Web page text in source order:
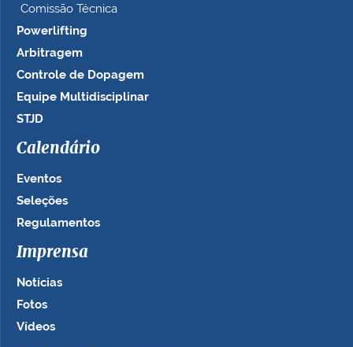
Comissão Técnica
Powerlifting
Arbitragem
Controle de Dopagem
Equipe Multidisciplinar
STJD
Calendário
Eventos
Seleções
Regulamentos
Imprensa
Notícias
Fotos
Vídeos